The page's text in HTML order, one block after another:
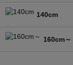
140cm
160cm～